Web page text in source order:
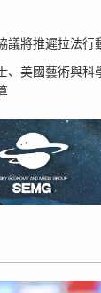
議將推遲拉法行
、美國藝術與科